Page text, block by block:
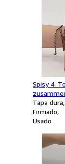
Spisy 4.
Tapa dura
Firmado
Usado